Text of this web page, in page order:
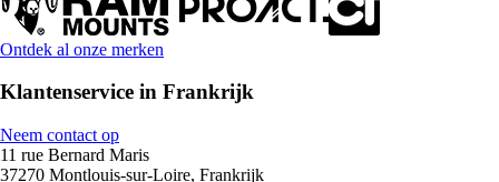
Ontdek al onze merken
Klantenservice in Frankrijk
Neem contact op
11 rue Bernard Maris
37270 Montlouis-sur-Loire, Frankrijk